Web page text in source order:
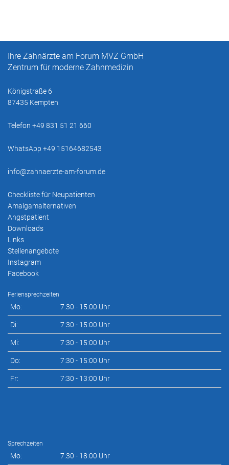
Ihre Zahnärzte am Forum MVZ GmbH
Zentrum für moderne Zahnmedizin
Königstraße 6
87435 Kempten
Telefon +49 831 51 21 660
WhatsApp +49 15164682543
info@zahnaerzte-am-forum.de
Checkliste für Neupatienten
Amalgamalternativen
Angstpatient
Downloads
Links
Stellenangebote
Instagram
Facebook
Feriensprechzeiten
Mo: 7:30 - 15:00 Uhr
Di: 7:30 - 15:00 Uhr
Mi: 7:30 - 15:00 Uhr
Do: 7:30 - 15:00 Uhr
Fr: 7:30 - 13:00 Uhr
Sprechzeiten
Mo: 7:30 - 18:00 Uhr